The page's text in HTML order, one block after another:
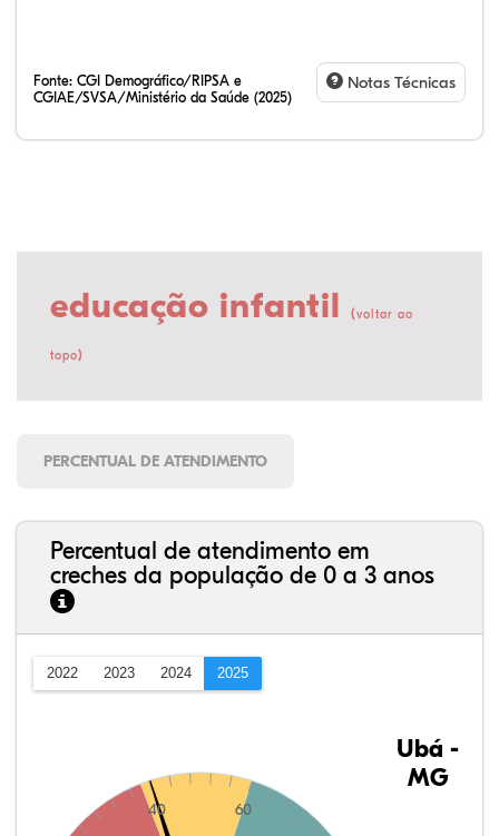
Fonte: CGI Demográfico/RIPSA e
CGIAE/SVSA/Ministério da Saúde (2025)
Notas Técnicas
educação infantil (voltar ao
topo)
PERCENTUAL DE ATENDIMENTO
Percentual de atendimento em
creches da população de 0 a 3 anos
2022 2023 2024 2025
40 60
Ubá -
MG